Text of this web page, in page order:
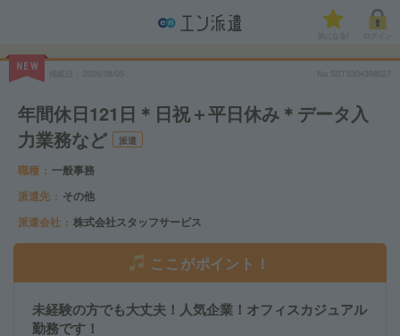
気になる!
NEW
2026/08/05 No.SST5304398027
年間休日121日＊日祝＋平日休み＊データ入
力業務など
派遣
職種
一般事務
派遣先
その他
派遣会社
株式会社スタッフサービス
ここがポイント！
未経験の方でも大丈夫！人気企業！オフィスカジュアル
勤務です！